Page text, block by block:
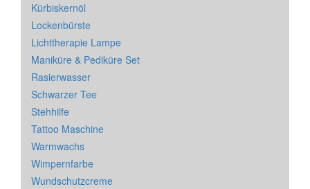
Kürbiskernöl
Lockenbürste
Lichttherapie Lampe
Maniküre & Pediküre Set
Rasierwasser
Schwarzer Tee
Stehhilfe
Tattoo Maschine
Warmwachs
Wimpernfarbe
Wundschutzcreme